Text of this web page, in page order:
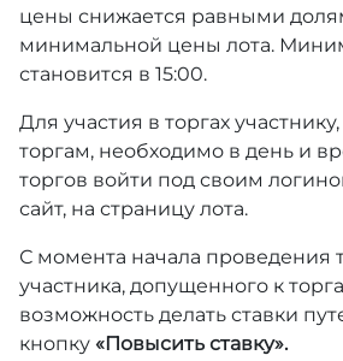
цены снижается равными
минимальной цены лота.
становится в 15:00.
Для участия в торгах
торгам, необходимо в день и
торгов войти под своим
сайт, на страницу лота.
С момента начала проведения
участника, допущенного к
возможность делать ставки
кнопку «Повысить ставку».